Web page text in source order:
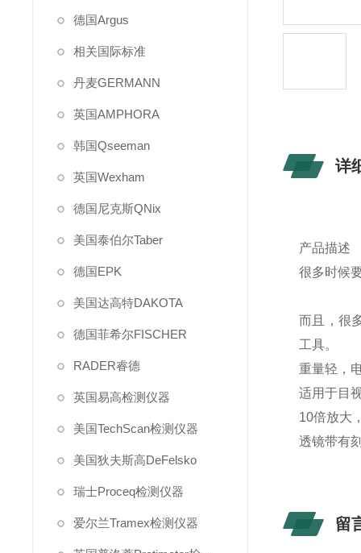
德国Argus
相关国际标准
丹麦GERMANN
英国AMPHORA
韩国Qseeman
英国Wexham
德国尼克斯QNix
美国泰伯尔Taber
德国EPK
美国达高特DAKOTA
德国菲希尔FISCHER
RADER睿德
英国易高检测仪器
美国TechScan检测仪器
美国狄夫斯高DeFelsko
瑞士Proceq检测仪器
爱尔兰Tramex检测仪器
详
产品描述
很多时候
而且，很
工具。
重量轻，
适用于目
10倍放大
透镜带有
留